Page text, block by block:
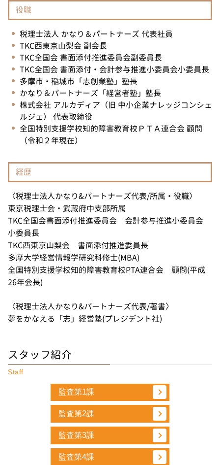
役職
税理士法人 かなり＆パートナーズ 代表社員
TKC西東京山梨会 副会長
TKC全国会 書面添付推進委員会副委員長
TKC全国会 書面添付・会計参与推進小委員会小委員長
多摩市・稲城市「志創業塾」塾長
かなり＆パートナーズ「経営者塾」塾長
株式会社 アルカディア（旧 中小企業ナレッジコンシェ
ルジェ） 代表取締役
全国特別支援学校知的障害教育校ＰＴＡ連合会 顧問
（令和２年現在）
経歴
〈税理士法人かなり&パートナーズ代表/所属・役職〉
東京税理士会・武蔵府中支部所属
TKC全国会書面添付推進委員会 会計参与推進小委員会
小委員長
TKC西東京山梨会 書面添付推進委員長
多摩大学経営情報学研究科修士(MBA)
全国特別支援学校知的障害教育校PTA連合会 顧問(平成
26年会長)
〈税理士法人かなり&パートナーズ代表/著書〉
夢をかなえる「志」経営塾(プレジデント社)
スタッフ紹介
Staff
監査第1課
監査第2課
監査第3課
監査第4課